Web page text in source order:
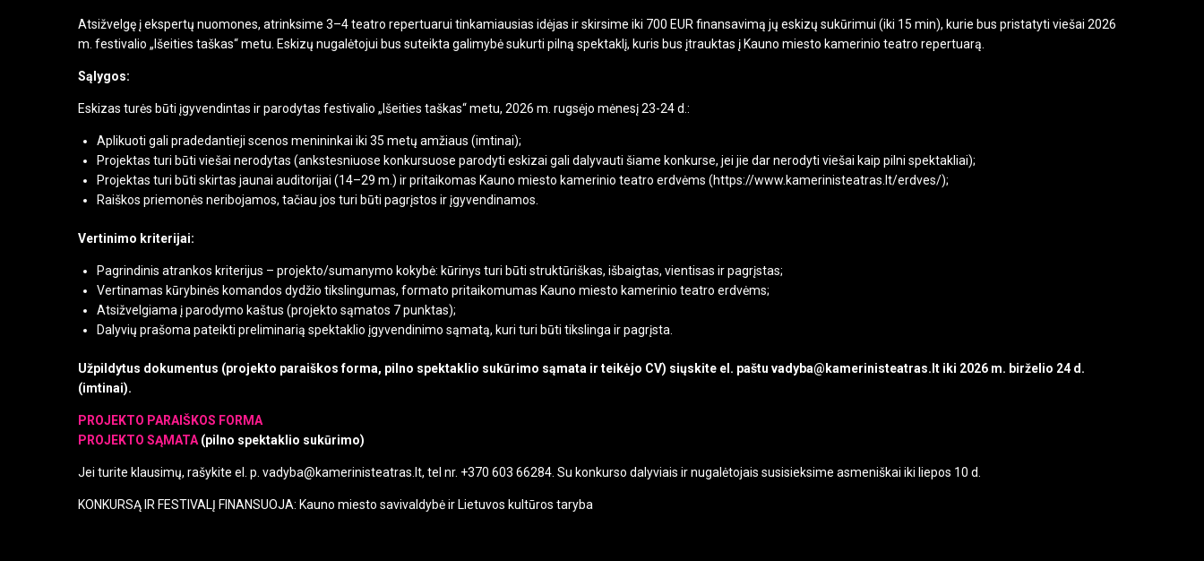
Atsižvelgę į ekspertų nuomones, atrinksime 3–4 teatro repertuarui tinkamiausias idėjas ir skirsime iki 700 EUR finansavimą jų eskizų sukūrimui (iki 15 min), kurie bus pristatyti viešai 2026
m. festivalio „Išeities taškas“ metu. Eskizų nugalėtojui bus suteikta galimybė sukurti pilną spektaklį, kuris bus įtrauktas į Kauno miesto kamerinio teatro repertuarą.
Sąlygos:
Eskizas turės būti įgyvendintas ir parodytas festivalio „Išeities taškas“ metu, 2026 m. rugsėjo mėnesį 23-24 d.:
Aplikuoti gali pradedantieji scenos menininkai iki 35 metų amžiaus (imtinai);
Projektas turi būti viešai nerodytas (ankstesniuose konkursuose parodyti eskizai gali dalyvauti šiame konkurse, jei jie dar nerodyti viešai kaip pilni spektakliai);
Projektas turi būti skirtas jaunai auditorijai (14–29 m.) ir pritaikomas Kauno miesto kamerinio teatro erdvėms (https://www.kamerinisteatras.lt/erdves/);
Raiškos priemonės neribojamos, tačiau jos turi būti pagrįstos ir įgyvendinamos.
Vertinimo kriterijai:
Pagrindinis atrankos kriterijus – projekto/sumanymo kokybė: kūrinys turi būti struktūriškas, išbaigtas, vientisas ir pagrįstas;
Vertinamas kūrybinės komandos dydžio tikslingumas, formato pritaikomumas Kauno miesto kamerinio teatro erdvėms;
Atsižvelgiama į parodymo kaštus (projekto sąmatos 7 punktas);
Dalyvių prašoma pateikti preliminarią spektaklio įgyvendinimo sąmatą, kuri turi būti tikslinga ir pagrįsta.
Užpildytus dokumentus (projekto paraiškos forma, pilno spektaklio sukūrimo sąmata ir teikėjo CV) siųskite el. paštu vadyba@kamerinisteatras.lt iki 2026 m. birželio 24 d.
(imtinai).
PROJEKTO PARAIŠKOS FORMA
PROJEKTO SĄMATA (pilno spektaklio sukūrimo)
Jei turite klausimų, rašykite el. p. vadyba@kamerinisteatras.lt, tel nr. +370 603 66284. Su konkurso dalyviais ir nugalėtojais susisieksime asmeniškai iki liepos 10 d.
KONKURSĄ IR FESTIVALĮ FINANSUOJA: Kauno miesto savivaldybė ir Lietuvos kultūros taryba